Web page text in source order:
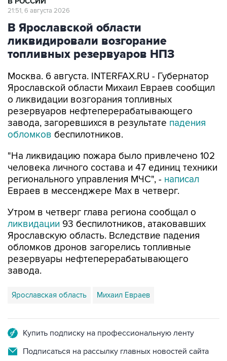
21:51, 6 августа 2026
В Ярославской области
ликвидировали возгорание
топливных резервуаров НПЗ
Москва. 6 августа. INTERFAX.RU - Губернатор
Ярославской области Михаил Евраев сообщил
о ликвидации возгорания топливных
резервуаров нефтеперерабатывающего
завода, загоревшихся в результате падения
обломков беспилотников.
"На ликвидацию пожара было привлечено 102
человека личного состава и 47 единиц техники
регионального управления МЧС", - написал
Евраев в мессенджере Мах в четверг.
Утром в четверг глава региона сообщал о
ликвидации 93 беспилотников, атаковавших
Ярославскую область. Вследствие падения
обломков дронов загорелись топливные
резервуары нефтеперерабатывающего
завода.
Ярославская область Михаил Евраев
Купить подписку на профессиональную ленту
Подписаться на рассылку главных новостей сайта